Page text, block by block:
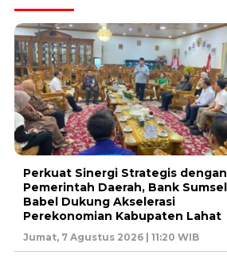
Perkuat Sinergi Strategis dengan
Pemerintah Daerah, Bank Sumsel
Babel Dukung Akselerasi
Perekonomian Kabupaten Lahat
Jumat, 7 Agustus 2026 | 11:20 WIB